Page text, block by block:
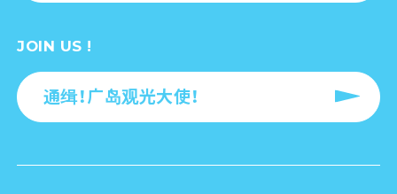
JOIN US !
通缉！广岛观光大使！